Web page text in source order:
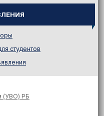
к ЦЭ и ЦТ.
в вузы
в колледжи
баллы в вузах
студентов
(УВО) РБ